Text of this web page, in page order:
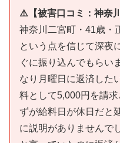
⚠️【被害口コミ：神奈
神奈川二宮町・41歳・
という点を信じて深夜
ぐに振り込んでもらい
なり月曜日に返済した
料として5,000円を請
ずが給料日が休日だと
に説明がありませんで